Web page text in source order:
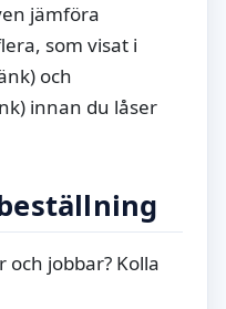
jämföra
som visat i
och
innan du låser
jobbar? Kolla